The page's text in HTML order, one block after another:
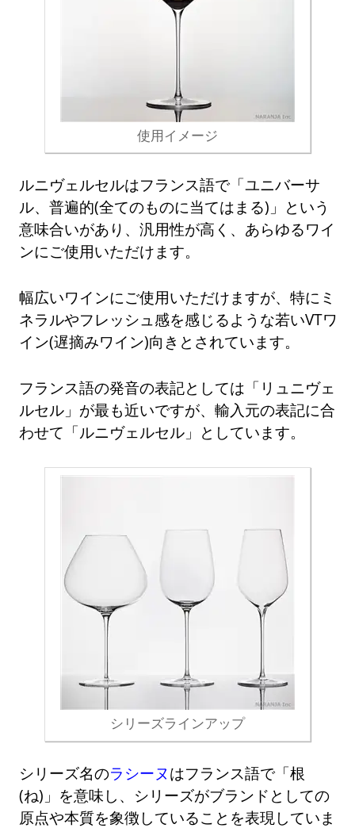
使用イメージ
ルニヴェルセルはフランス語で「ユニバーサ
ル、普遍的(全てのものに当てはまる)」という
意味合いがあり、汎用性が高く、あらゆるワイ
ンにご使用いただけます。
幅広いワインにご使用いただけますが、特にミ
ネラルやフレッシュ感を感じるような若いVTワ
イン(遅摘みワイン)向きとされています。
フランス語の発音の表記としては「リュニヴェ
ルセル」が最も近いですが、輸入元の表記に合
わせて「ルニヴェルセル」としています。
シリーズラインアップ
シリーズ名のラシーヌはフランス語で「根
(ね)」を意味し、シリーズがブランドとしての
原点や本質を象徴していることを表現していま